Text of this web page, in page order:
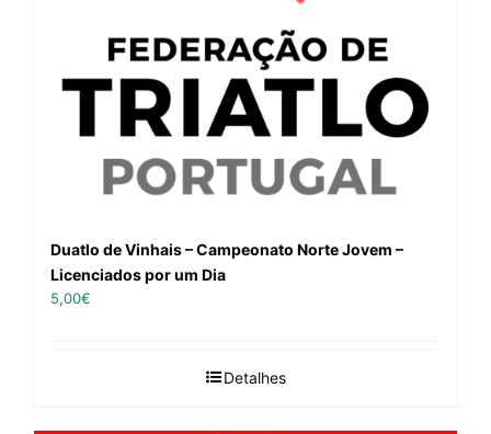
Duatlo de Vinhais – Campeonato Norte Jovem –
Licenciados por um Dia
5,00€
Detalhes